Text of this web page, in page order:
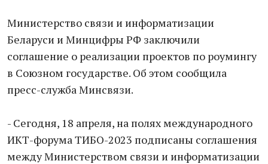
Министерство связи и информатизации
Беларуси и Минцифры РФ заключили
соглашение о реализации проектов по роумингу
в Союзном государстве. Об этом сообщила
пресс-служба Минсвязи.
- Сегодня, 18 апреля, на полях международного
ИКТ-форума ТИБО-2023 подписаны соглашения
между Министерством связи и информатизации